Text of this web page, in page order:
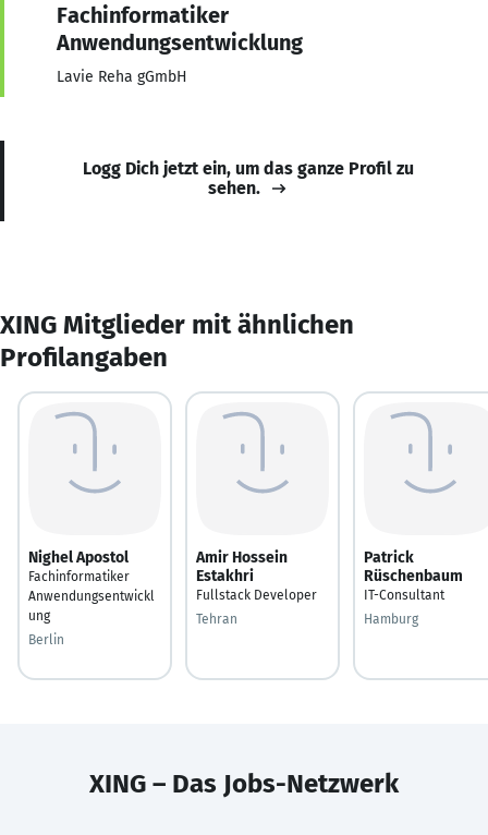
Fachinformatiker
Anwendungsentwicklung
Lavie Reha gGmbH
Logg Dich jetzt ein, um das ganze Profil zu
sehen.
XING Mitglieder mit ähnlichen
Profilangaben
Nighel Apostol
Fachinformatiker
Anwendungsentwickl
ung
Berlin
Amir Hossein
Estakhri
Fullstack Developer
Tehran
Patrick
Rüschenbaum
IT-Consultant
Hamburg
XING – Das Jobs-Netzwerk